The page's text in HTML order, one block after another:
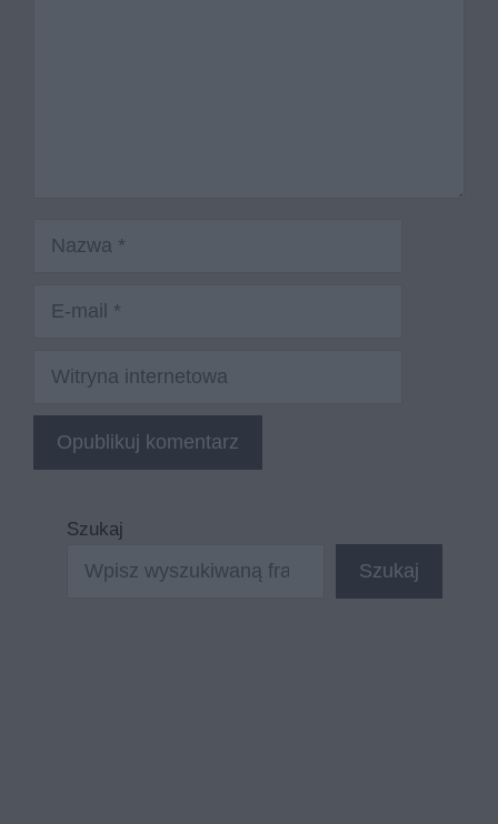
Nazwa
Witryna
Szukaj
Szukaj